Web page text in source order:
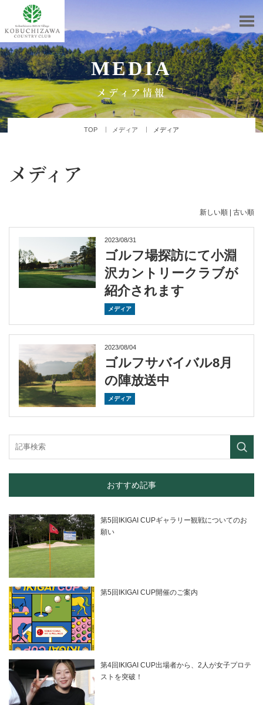
MEDIA
メディア情報
TOP メディア メディア
メディア
新しい順 | 古い順
2023/08/31
ゴルフ場探訪にて小淵
沢カントリークラブが
紹介されます
メディア
2023/08/04
ゴルフサバイバル8月
の陣放送中
メディア
おすすめ記事
第5回IKIGAI CUPギャラリー観戦についてのお
願い
第5回IKIGAI CUP開催のご案内
第4回IKIGAI CUP出場者から、2人が女子プロテ
ストを突破！